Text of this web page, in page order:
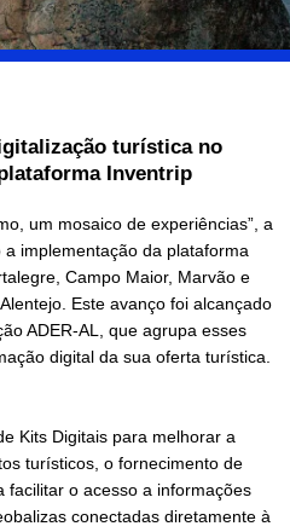
turística no
Inventrip
um mosaico de experiências”, a
implementação da plataforma
Campo Maior, Marvão e
Este avanço foi alcançado
ADER-AL, que agrupa esses
digital da sua oferta turística.
Kits Digitais para melhorar a
turísticos, o fornecimento de
facilitar o acesso a informações
conectadas diretamente à